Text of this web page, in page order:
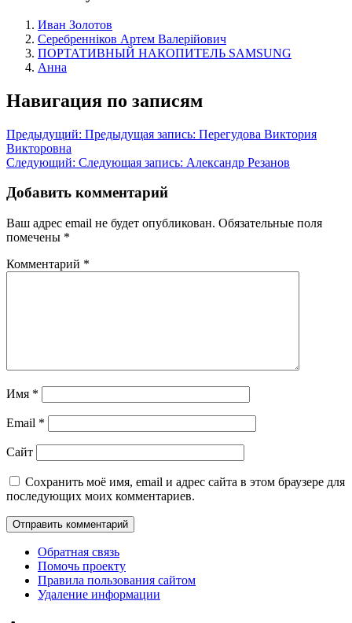
Иван Золотов
Серебренніков Артем Валерійович
ПОРТАТИВНЫЙ НАКОПИТЕЛЬ SAMSUNG
Анна
Навигация по записям
Предыдущий: Предыдущая запись: Перегудова Виктория
Викторовна
Следующий: Следующая запись: Александр Резанов
Добавить комментарий
Ваш адрес email не будет опубликован. Обязательные поля
помечены *
Комментарий *
Имя *
Email *
Сайт
Сохранить моё имя, email и адрес сайта в этом браузере для
последующих моих комментариев.
Обратная связь
Помочь проекту
Правила пользования сайтом
Удаление информации